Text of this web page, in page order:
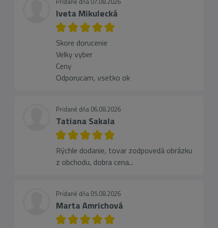
Iveta Mikulecká
Skore dorucenie
Velky vyber
Ceny
Odporucam, vsetko ok
Pridané dňa 06.08.2026
Tatiana Sakala
Rýchle dodanie, tovar zodpovedá obrázku
z obchodu, dobra cena...
Pridané dňa 05.08.2026
Marta Amrichová